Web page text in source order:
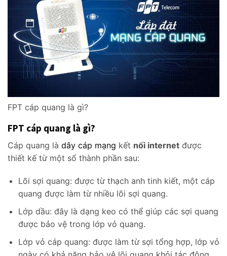
FPT cáp quang là gì?
FPT cáp quang là gì?
Cáp quang là dây cáp mạng kết nối internet được
thiết kế từ một số thành phần sau:
Lõi sợi quang: được từ thạch anh tinh kiết, một cáp
quang được làm từ nhiều lõi sợi quang.
Lớp dầu: đây là dạng keo có thể giúp các sợi quang
được bảo vệ trong lớp vỏ quang.
Lớp vỏ cáp quang: được làm từ sợi tổng hợp, lớp vỏ